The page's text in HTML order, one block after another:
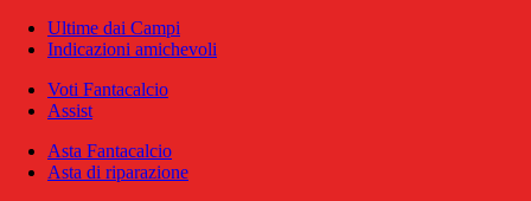
Ultime dai Campi
Indicazioni amichevoli
Voti Fantacalcio
Assist
Asta Fantacalcio
Asta di riparazione